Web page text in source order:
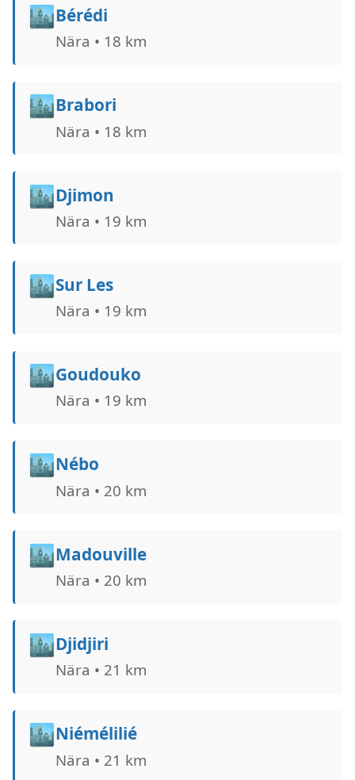
🏙️Bérédi
Nära • 18 km
🏙️Brabori
Nära • 18 km
🏙️Djimon
Nära • 19 km
🏙️Sur Les
Nära • 19 km
🏙️Goudouko
Nära • 19 km
🏙️Nébo
Nära • 20 km
🏙️Madouville
Nära • 20 km
🏙️Djidjiri
Nära • 21 km
🏙️Niémélilié
Nära • 21 km